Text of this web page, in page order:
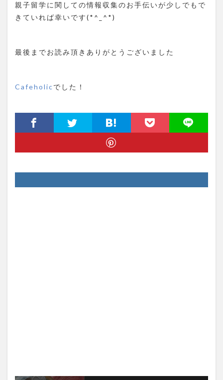
親子留学に関しての情報収集のお手伝いが少しでもで
きていれば幸いです(*^_^*)
最後までお読み頂きありがとうございました
Cafeholicでした！